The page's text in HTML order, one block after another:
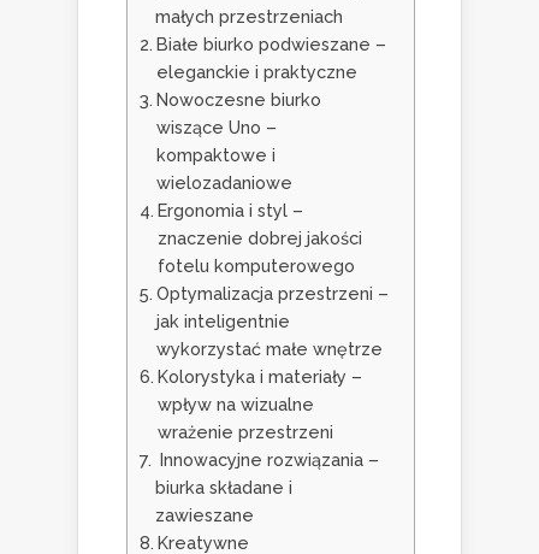
małych przestrzeniach
Białe biurko podwieszane –
eleganckie i praktyczne
Nowoczesne biurko
wiszące Uno –
kompaktowe i
wielozadaniowe
Ergonomia i styl –
znaczenie dobrej jakości
fotelu komputerowego
Optymalizacja przestrzeni –
jak inteligentnie
wykorzystać małe wnętrze
Kolorystyka i materiały –
wpływ na wizualne
wrażenie przestrzeni
Innowacyjne rozwiązania –
biurka składane i
zawieszane
Kreatywne